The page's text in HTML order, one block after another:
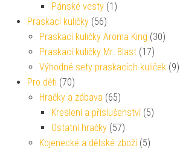
Pánské vesty (1)
Praskací kuličky (56)
Praskací kuličky Aroma King (30)
Praskací kuličky Mr. Blast (17)
Výhodné sety praskacích kuliček (9)
Pro děti (70)
Hračky a zábava (65)
Kreslení a příslušenství (5)
Ostatní hračky (57)
Kojenecké a dětské zboží (5)